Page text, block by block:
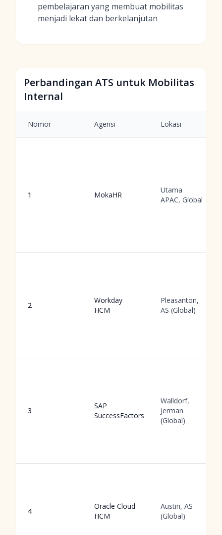
pembelajaran yang membuat mobilitas
menjadi lekat dan berkelanjutan
Perbandingan ATS untuk Mobilitas
Internal
Nomor Agensi Lokasi
1 MokaHR
Utama
APAC, Global
2
Workday
HCM
Pleasanton,
AS (Global)
3
SAP
SuccessFactors
Walldorf,
Jerman
(Global)
4
Oracle Cloud
HCM
Austin, AS
(Global)